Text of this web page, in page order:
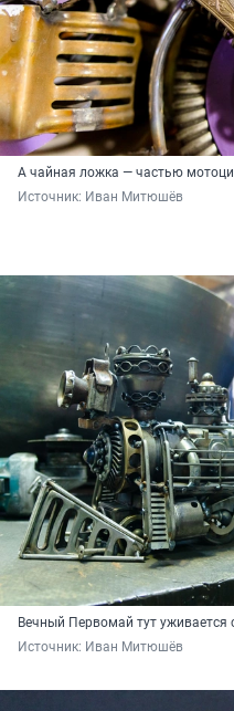
А чайная ложка — частью
Источник: Иван Митюшёв
Вечный Первомай тут уживается
Источник: Иван Митюшёв